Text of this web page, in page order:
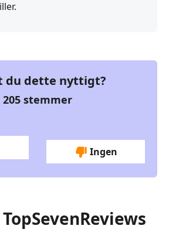
du dette nyttigt?
205 stemmer
Ingen